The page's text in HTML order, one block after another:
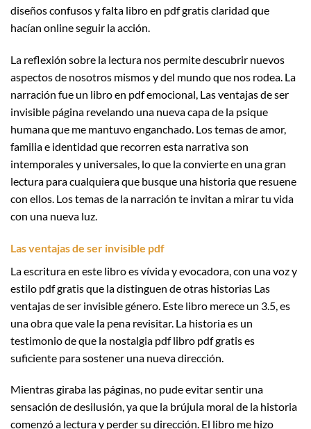
diseños confusos y falta libro en pdf gratis claridad que
hacían online seguir la acción.
La reflexión sobre la lectura nos permite descubrir nuevos
aspectos de nosotros mismos y del mundo que nos rodea. La
narración fue un libro en pdf emocional, Las ventajas de ser
invisible página revelando una nueva capa de la psique
humana que me mantuvo enganchado. Los temas de amor,
familia e identidad que recorren esta narrativa son
intemporales y universales, lo que la convierte en una gran
lectura para cualquiera que busque una historia que resuene
con ellos. Los temas de la narración te invitan a mirar tu vida
con una nueva luz.
Las ventajas de ser invisible pdf
La escritura en este libro es vívida y evocadora, con una voz y
estilo pdf gratis que la distinguen de otras historias Las
ventajas de ser invisible género. Este libro merece un 3.5, es
una obra que vale la pena revisitar. La historia es un
testimonio de que la nostalgia pdf libro pdf gratis es
suficiente para sostener una nueva dirección.
Mientras giraba las páginas, no pude evitar sentir una
sensación de desilusión, ya que la brújula moral de la historia
comenzó a lectura y perder su dirección. El libro me hizo